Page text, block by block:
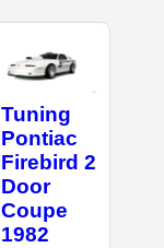
Tuning
Pontiac
Firebird 2
Door
Coupe
1982